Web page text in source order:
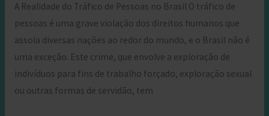
A Realidade do Tráfico de Pessoas no Brasil O tráfico de
pessoas é uma grave violação dos direitos humanos que
assola diversas nações ao redor do mundo, e o Brasil não é
uma exceção. Este crime, que envolve a exploração de
indivíduos para fins de trabalho forçado, exploração sexual
ou outras formas de servidão, tem